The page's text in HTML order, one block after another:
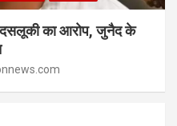
का आरोप, जुनैद के